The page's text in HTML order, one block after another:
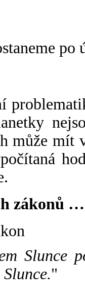
po
může mít
zákonů …
Slunce
"